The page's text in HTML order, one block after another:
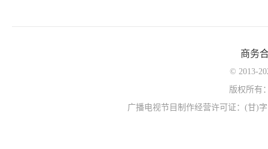
商务
© 2013-
版权所有
广播电视节目制作经营许可证：(甘)